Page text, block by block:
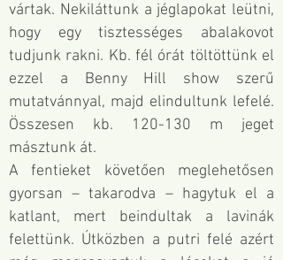
vártak. Nekiláttunk a jéglapokat leütni,
hogy egy tisztességes abalakovot
tudjunk rakni. Kb. fél órát töltöttünk el
ezzel a Benny Hill show szerű
mutatvánnyal, majd elindultunk lefelé.
Összesen kb. 120-130 m jeget
másztunk át.
A fentieket követően meglehetősen
gyorsan – takarodva – hagytuk el a
katlant, mert beindultak a lavinák
felettünk. Útközben a putri felé azért